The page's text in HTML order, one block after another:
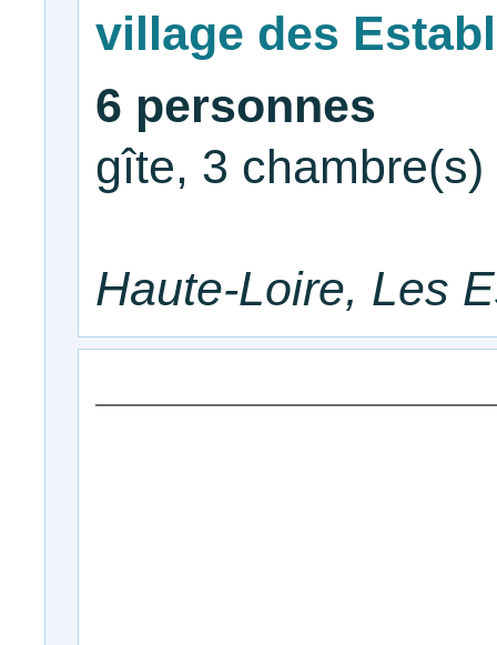
village des
6 personnes
gîte, 3 chambre(s)
Haute-Loire, Les